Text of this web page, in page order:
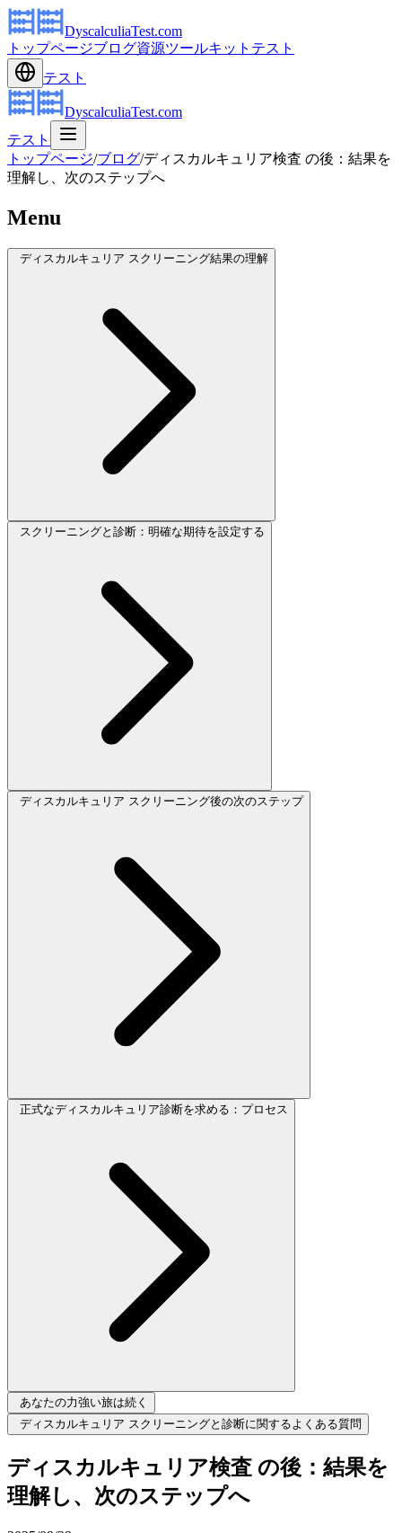
DyscalculiaTest.com
トップページブログ資源ツールキット テスト
テスト
DyscalculiaTest.com
テスト
トップページ/ブログ/ディスカルキュリア検査 の後：結果を
理解し、次のステップへ
Menu
ディスカルキュリア スクリーニング結果の理解
スクリーニングと診断：明確な期待を設定する
ディスカルキュリア スクリーニング後の次のステップ
正式なディスカルキュリア診断を求める：プロセス
あなたの力強い旅は続く
ディスカルキュリア スクリーニングと診断に関するよくある質問
ディスカルキュリア検査 の後：結果を
理解し、次のステップへ